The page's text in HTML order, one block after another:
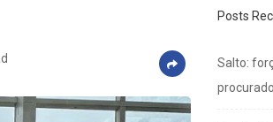
Posts
Salto: